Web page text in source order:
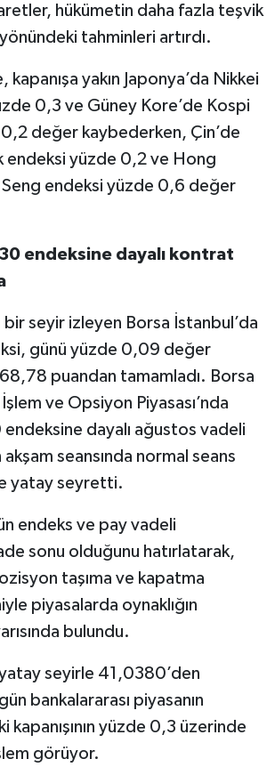
hükümetin daha fazla teşvik
tahminleri artırdı.
kapanışa yakın Japonya’da Nikkei
0,3 ve Güney Kore’de Kospi
değer kaybederken, Çin’de
endeksi yüzde 0,2 ve Hong
Seng endeksi yüzde 0,6 değer
30 endeksine dayalı kontrat
bir seyir izleyen Borsa İstanbul’da
günü yüzde 0,09 değer
puandan tamamladı. Borsa
ve Opsiyon Piyasası’nda
endeksine dayalı ağustos vadeli
seansında normal seans
yatay seyretti.
endeks ve pay vadeli
sonu olduğunu hatırlatarak,
taşıma ve kapatma
piyasalarda oynaklığın
bulundu.
seyirle 41,0380’den
bankalararası piyasanın
kapanışının yüzde 0,3 üzerinde
görüyor.